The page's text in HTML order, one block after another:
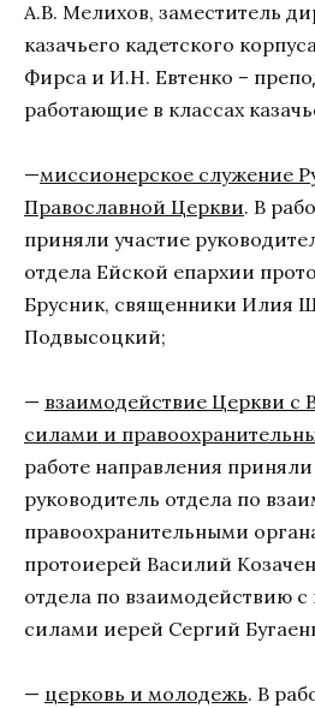
А.В. Мелихов, заместитель
казачьего кадетского
Фирса и И.Н. Евтенко –
работающие в классах
—миссионерское служение
Православной Церкви. В
приняли участие
отдела Ейской епархии
Брусник, священники Илия
Подвысоцкий;
— взаимодействие Церкви с
силами и
работе направления приняли
руководитель отдела по
правоохранительными
протоиерей Василий
отдела по взаимодействию
силами иерей Сергий
— церковь и молодежь. В